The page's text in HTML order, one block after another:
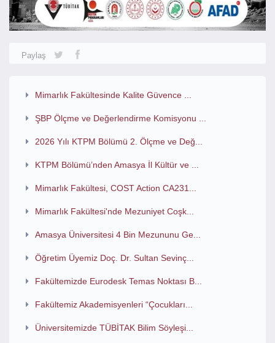
Paylaş
Mimarlık Fakültesinde Kalite Güvence ...
ŞBP Ölçme ve Değerlendirme Komisyonu ...
2026 Yılı KTPM Bölümü 2. Ölçme ve Değ...
KTPM Bölümü’nden Amasya İl Kültür ve ...
Mimarlık Fakültesi, COST Action CA231...
Mimarlık Fakültesi'nde Mezuniyet Coşk...
Amasya Üniversitesi 4 Bin Mezununu Ge...
Öğretim Üyemiz Doç. Dr. Sultan Sevinç...
Fakültemizde Eurodesk Temas Noktası B...
Fakültemiz Akademisyenleri “Çocukları...
Üniversitemizde TÜBİTAK Bilim Söyleşi...